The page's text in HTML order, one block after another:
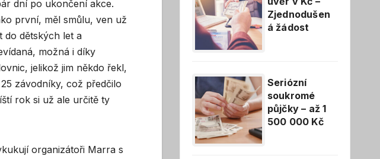
dní po ukončení akce.
první, měl smůlu, ven už
do dětských let a
možná i díky
jelikož jim někdo řekl,
závodníky, což předčilo
rok si už ale určitě ty
organizátoři Marra s
Zjednodušen
á žádost
Seriózní
soukromé
půjčky – až 1
500 000 Kč